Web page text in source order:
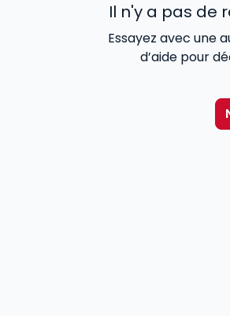
Il n'y a pas de
Essayez avec une
d’aide pour